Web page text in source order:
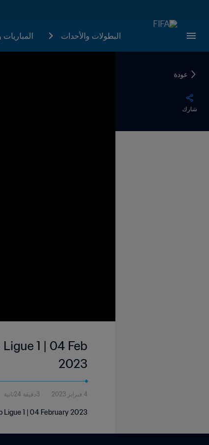
البطولات والأحدات
عودة
شارك
1 | 04 Feb
2023
4 فبراير 2023 3دقيقة 24ثانية
Ligue 1 | 04 February 2023